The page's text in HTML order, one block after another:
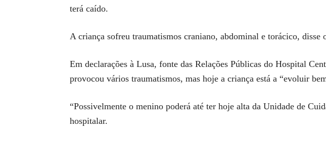
terá caído.
A criança sofreu traumatismos craniano, abdominal e torácico,
Em declarações à Lusa, fonte das Relações Públicas do Hospital
provocou vários traumatismos, mas hoje a criança está a “evoluir
“Possivelmente o menino poderá até ter hoje alta da Unidade de
hospitalar.